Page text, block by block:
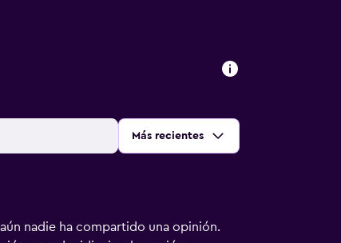
Ordenar por:
Más recientes
nadie ha compartido una opinión.